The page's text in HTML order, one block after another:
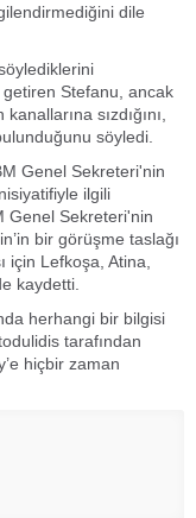
dile
getiren Stefanu, ancak
sızdığını,
söyledi.
Genel Sekreteri'nin
ilgili
Genel Sekreteri'nin
bir görüşme taslağı
için Lefkoşa, Atina,
kaydetti.
herhangi bir bilgisi
tarafından
hiçbir zaman